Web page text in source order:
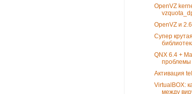
OpenVZ
OpenVZ и
Супер
QNX 6.4 +
проблемы
Активация
VirtualBOX:
между